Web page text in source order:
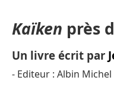
Kaïken près
Un livre écrit par
- Editeur : Albin Michel